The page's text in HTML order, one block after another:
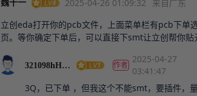
魏十一 2025-04-26 01:09:32 来自广东
立创eda打开你的pcb文件，上面菜单栏有pcb下单
页。等你确定下单后，可以直接下smt让立创帮你
321098hH591o 作者
2025-04-27
03:41:47
3Q，已下单 ，但我这个不能smt，要插件，